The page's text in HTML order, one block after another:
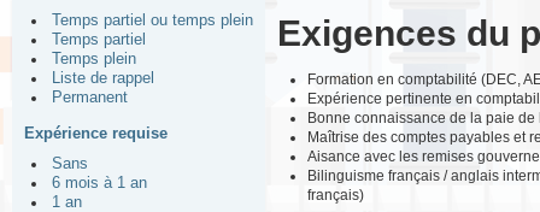
Temps partiel ou temps plein
Temps partiel
Temps plein
Liste de rappel
Permanent
Expérience requise
Sans
6 mois à 1 an
1 an
Exigences du
Formation en comptabilité (DEC,
Expérience pertinente en
Bonne connaissance de la paie
Maîtrise des comptes payables et
Aisance avec les remises
Bilinguisme français / anglais
français)